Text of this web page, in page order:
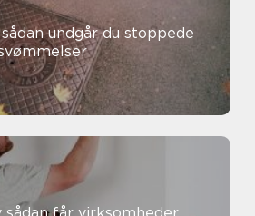
undgår du stoppede